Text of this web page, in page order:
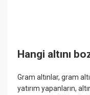
Hangi altını
Gram altınlar, gram
yatırım yapanların,